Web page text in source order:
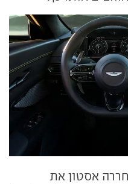
אסטון את